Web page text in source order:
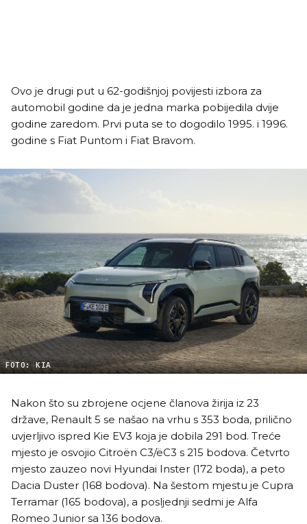
Ovo je drugi put u 62-godišnjoj povijesti izbora za
automobil godine da je jedna marka pobijedila dvije
godine zaredom. Prvi puta se to dogodilo 1995. i 1996.
godine s Fiat Puntom i Fiat Bravom.
FOTO: KIA
Nakon što su zbrojene ocjene članova žirija iz 23
države, Renault 5 se našao na vrhu s ​​353 boda, prilično
uvjerljivo ispred Kie EV3 koja je dobila 291 bod. Treće
mjesto je osvojio Citroën C3/ëC3 s 215 bodova. Četvrto
mjesto zauzeo novi Hyundai Inster (172 boda), a peto
Dacia Duster (168 bodova). Na šestom mjestu je Cupra
Terramar (165 bodova), a posljednji sedmi je Alfa
Romeo Junior sa 136 bodova.